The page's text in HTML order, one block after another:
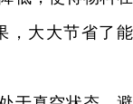
，大大节省了能